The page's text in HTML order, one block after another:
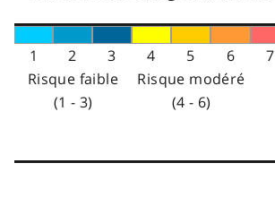
1 2 3 4 5 6 7
Risque faible
(1 - 3)
Risque modéré
(4 - 6)